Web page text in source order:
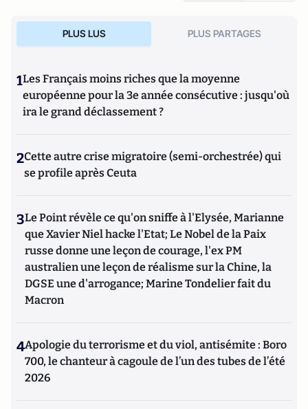
PLUS LUS PLUS PARTAGES
1Les Français moins riches que la moyenne
européenne pour la 3e année consécutive : jusqu'où
ira le grand déclassement ?
2Cette autre crise migratoire (semi-orchestrée) qui
se profile après Ceuta
3Le Point révèle ce qu'on sniffe à l'Elysée, Marianne
que Xavier Niel hacke l'Etat; Le Nobel de la Paix
russe donne une leçon de courage, l'ex PM
australien une leçon de réalisme sur la Chine, la
DGSE une d'arrogance; Marine Tondelier fait du
Macron
4Apologie du terrorisme et du viol, antisémite : Boro
700, le chanteur à cagoule de l’un des tubes de l’été
2026